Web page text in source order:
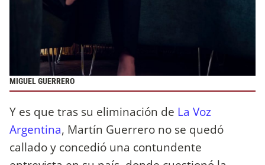
MIGUEL GUERRERO
Y es que tras su eliminación de La Voz
Argentina, Martín Guerrero no se quedó
callado y concedió una contundente